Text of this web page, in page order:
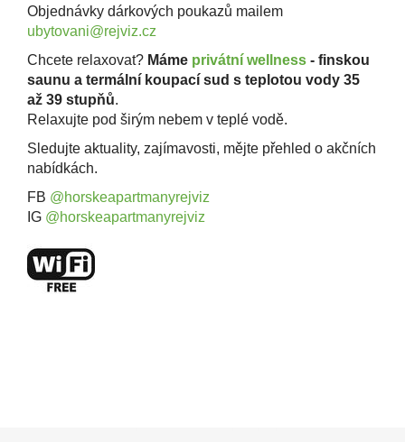
Objednávky dárkových poukazů mailem
ubytovani@rejviz.cz
Chcete relaxovat? Máme privátní wellness - finskou
saunu a termální koupací sud s teplotou vody 35
až 39 stupňů.
Relaxujte pod širým nebem v teplé vodě.
Sledujte aktuality, zajímavosti, mějte přehled o akčních
nabídkách.
FB @horskeapartmanyrejviz
IG @horskeapartmanyrejviz